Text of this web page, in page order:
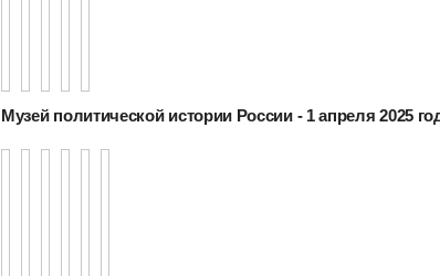
Музей политической истории России - 1 апреля 2025